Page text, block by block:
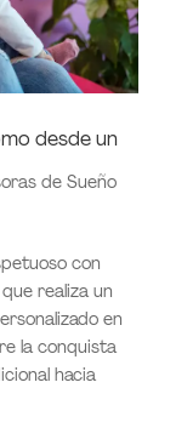
desde un
de Sueño
con
realiza un
en
la conquista
hacia